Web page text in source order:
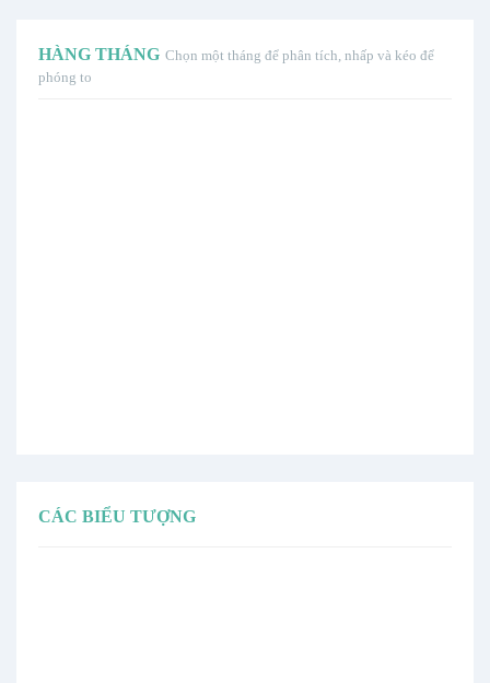
HÀNG THÁNG Chọn một tháng để phân tích, nhấp và kéo để
phóng to
CÁC BIỂU TƯỢNG